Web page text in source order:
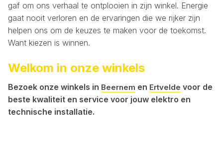
gaf om ons verhaal te ontplooien in zijn winkel. Energie
gaat nooit verloren en de ervaringen die we rijker zijn
helpen ons om de keuzes te maken voor de toekomst.
Want kiezen is winnen.
Welkom in onze winkels
Bezoek onze winkels in Beernem en Ertvelde voor de
beste kwaliteit en service voor jouw elektro en
technische installatie.